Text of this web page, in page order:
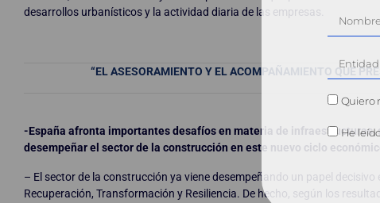
desarrollos urbanísticos y la actividad diaria de las empresas.
“EL ASESORAMIENTO Y EL ACOMPAÑAMIENTO QUE
-España afronta importantes desafíos en materia de
desempeñar el sector de la construcción en este nuevo ciclo
– El sector de la construcción ya viene desempeñando un papel
Recuperación, Transformación y Resiliencia. De hecho, según los
Quiero
He